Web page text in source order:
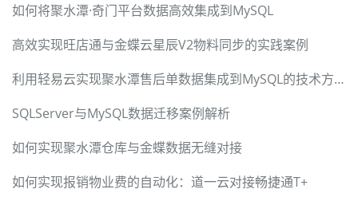
如何将聚水潭·奇门平台数据高效集成到MySQL
高效实现旺店通与金蝶云星辰V2物料同步的实践案例
利用轻易云实现聚水潭售后单数据集成到MySQL的技术方案
SQLServer与MySQL数据迁移案例解析
如何实现聚水潭仓库与金蝶数据无缝对接
如何实现报销物业费的自动化：道一云对接畅捷通T+